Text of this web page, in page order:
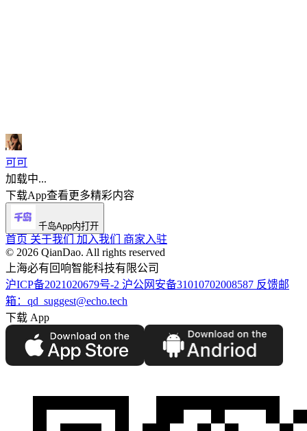
可可
加载中...
下载App查看更多精彩内容
千岛App内打开
首页 关于我们 加入我们 商家入驻
©️ 2026 QianDao. All rights reserved
上海必有回响智能科技有限公司
沪ICP备2021020679号-2 沪公网安备31010702008587 反馈邮
箱：qd_suggest@echo.tech
下载 App